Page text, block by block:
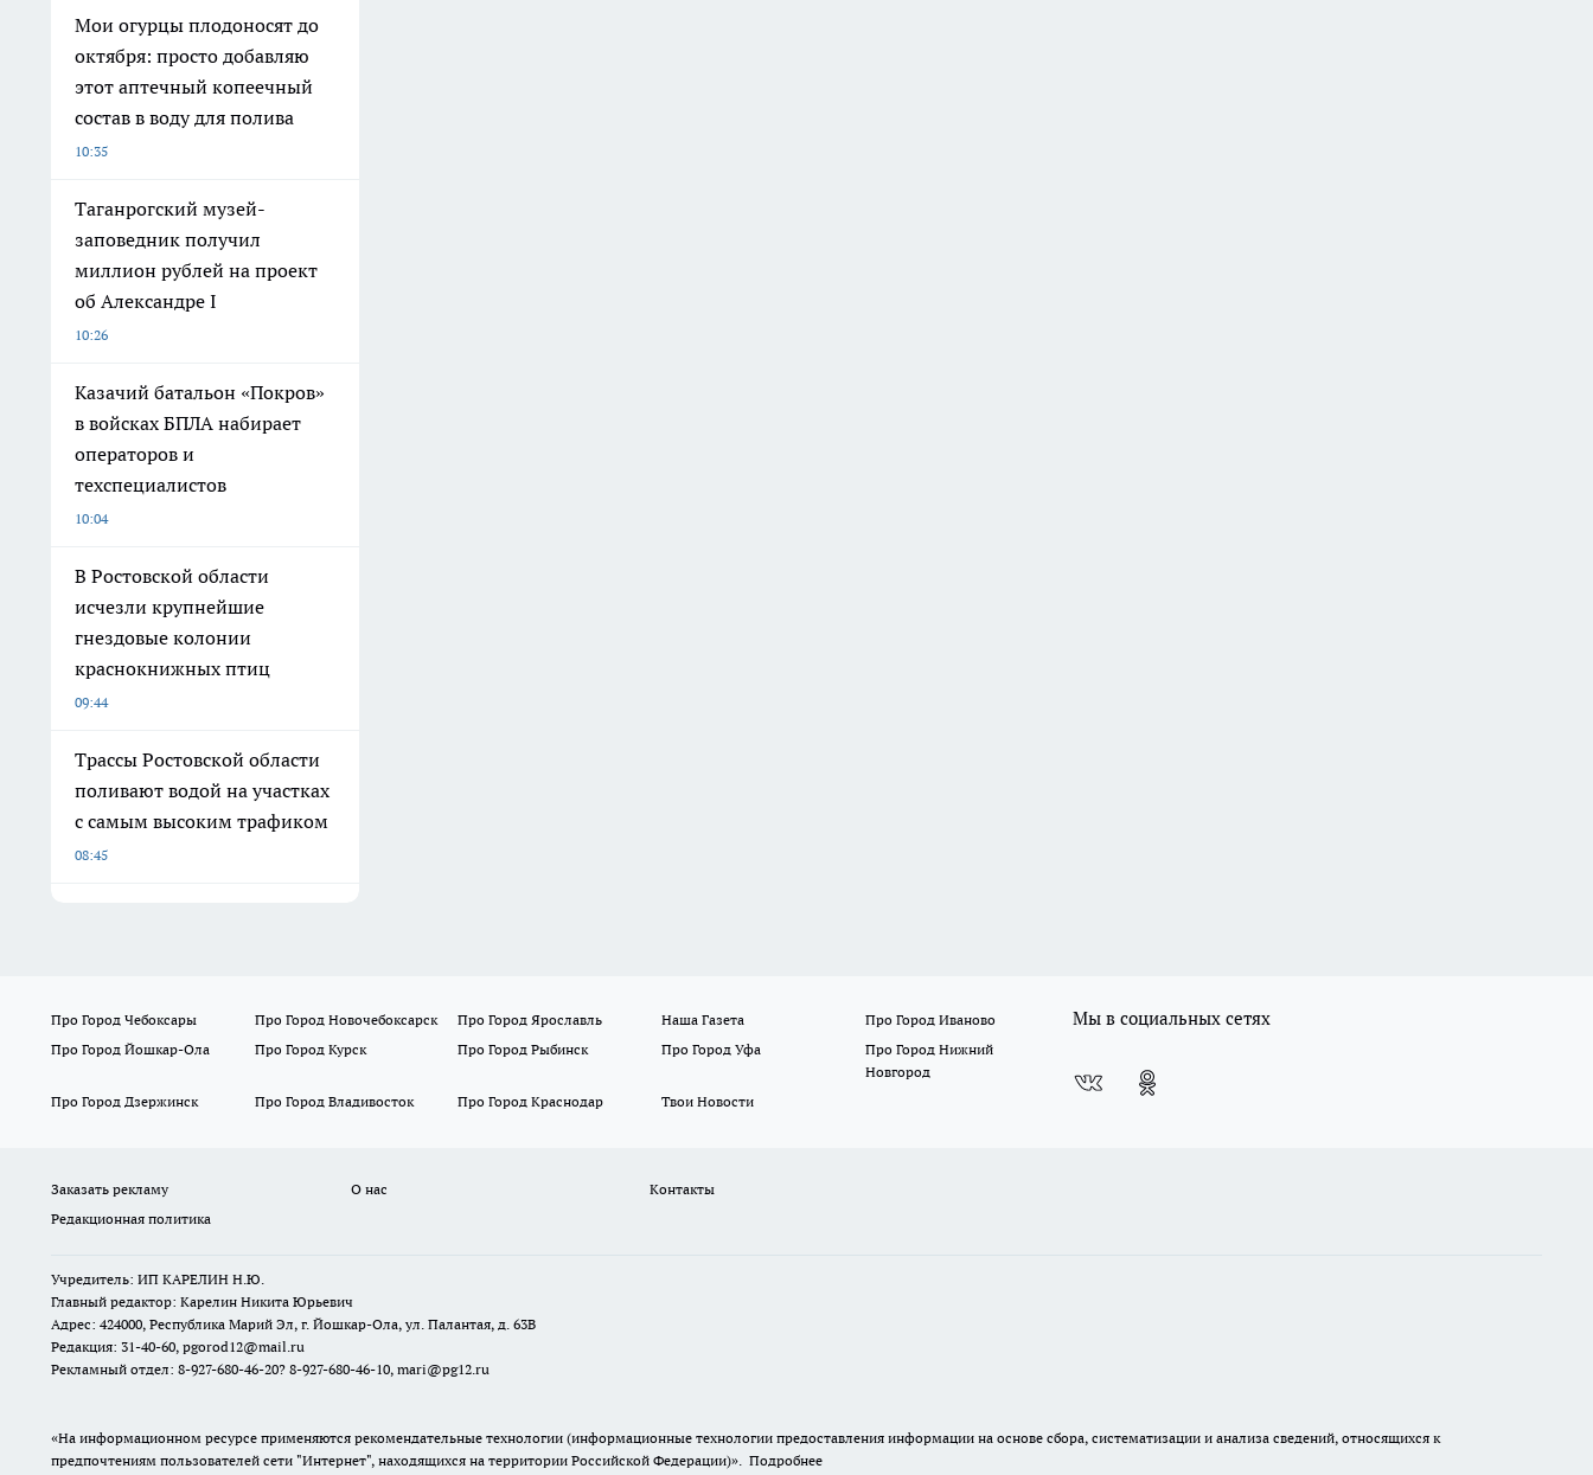
Мои огурцы плодоносят до
октября: просто добавляю
этот аптечный копеечный
состав в воду для полива
10:35
Таганрогский музей-
заповедник получил
миллион рублей на проект
об Александре I
10:26
Казачий батальон «Покров»
в войсках БПЛА набирает
операторов и
техспециалистов
10:04
В Ростовской области
исчезли крупнейшие
гнездовые колонии
краснокнижных птиц
09:44
Трассы Ростовской области
поливают водой на участках
с самым высоким трафиком
08:45
Про Город Чебоксары Про Город Новочебоксарск Про Город Ярославль Наша Газета
Про Город Иваново
Про Город Йошкар-Ола
Про Город Курск Про Город Рыбинск Про Город Уфа
Про Город Нижний
Новгород
Про Город Дзержинск
Про Город Владивосток Про Город Краснодар Твои Новости
Мы в социальных сетях
Заказать рекламу О нас
Контакты
Редакционная политика
Учредитель: ИП КАРЕЛИН Н.Ю.
Главный редактор: Карелин Никита Юрьевич
Адрес: 424000, Республика Марий Эл, г. Йошкар-Ола, ул. Палантая, д. 63В
Редакция: 31-40-60, pgorod12@mail.ru
Рекламный отдел: 8-927-680-46-20? 8-927-680-46-10, mari@pg12.ru
«На информационном ресурсе применяются рекомендательные технологии (информационные технологии предоставления информации на основе сбора, систематизации и анализа сведений, относящихся к
предпочтениям пользователей сети "Интернет", находящихся на территории Российской Федерации)». Подробнее